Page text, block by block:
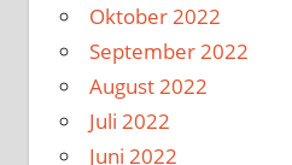
Oktober 2022
September 2022
August 2022
Juli 2022
Juni 2022